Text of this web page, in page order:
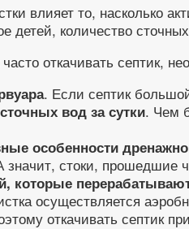
влияет то, насколько
детей, количество
откачивать септик,
. Если септик
вод за сутки. Чем
особенности
значит, стоки, прошедшие
которые
осуществляется
откачивать септик